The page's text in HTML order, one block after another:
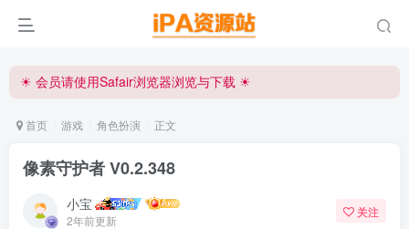
☀ 会员请使用Safair浏览器浏览与下载 ☀
☀ 会员请使用Safair浏览器浏览与下载 ☀
首页 游戏 角色扮演 正文
像素守护者 V0.2.348
小宝
2年前更新
关注